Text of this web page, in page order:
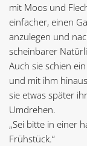
mit Moos und
einfacher, einen
anzulegen und
scheinbarer
Auch sie schien
und mit ihm
sie etwas später
Umdrehen.
„Sei bitte in einer
Frühstück.“